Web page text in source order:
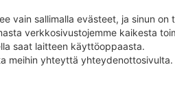
vain sallimalla evästeet, ja sinun
verkkosivustojemme kaikesta
saat laitteen käyttöoppaasta.
meihin yhteyttä yhteydenottosivulta.